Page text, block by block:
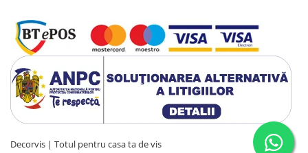
Decorvis | Totul pentru casa ta de vis